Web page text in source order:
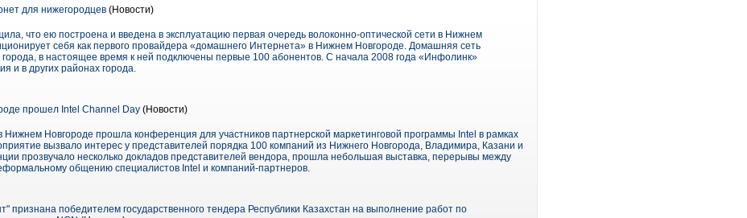
для нижегородцев (Новости)
что ею построена и введена в эксплуатацию первая очередь волоконно-оптической сети в Нижнем
себя как первого провайдера «домашнего Интернета» в Нижнем Новгороде. Домашняя сеть
в настоящее время к ней подключены первые 100 абонентов. С начала 2008 года «Инфолинк»
и в других районах города.
прошел Intel Channel Day (Новости)
Нижнем Новгороде прошла конференция для участников партнерской маркетинговой программы Intel в рамках
вызвало интерес у представителей порядка 100 компаний из Нижнего Новгорода, Владимира, Казани и
прозвучало несколько докладов представителей вендора, прошла небольшая выставка, перерывы между
общению специалистов Intel и компаний-партнеров.
признана победителем государственного тендера Республики Казахстан на выполнение работ по